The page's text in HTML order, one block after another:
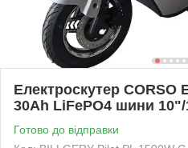
Електроскутер CORSO
30Ah LiFePO4 шини
Готово до відправки